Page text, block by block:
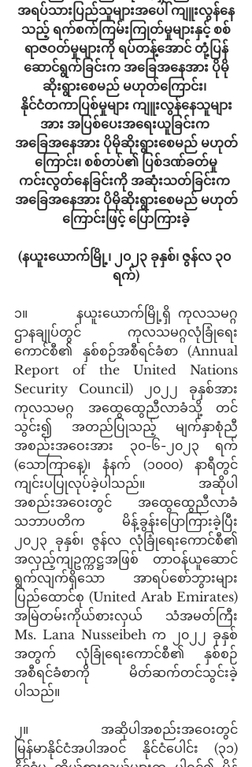
အရပ်သားပြည်သူများအပေါ် ကျူးလွန်နေ
သည့် ရက်စက်ကြမ်းကြုတ်မှုများနှင့် စစ်
ရာဇဝတ်မှုများကို ရပ်တန့်အောင် တုံ့ပြန်
ဆောင်ရွက်ခြင်းက အခြေအနေအား ပိုမို
ဆိုးရွားစေမည် မဟုတ်ကြောင်း၊
နိုင်ငံတကာပြစ်မှုများ ကျူးလွန်နေသူများ
အား အပြစ်ပေးအရေးယူခြင်းက
အခြေအနေအား ပိုမိုဆိုးရွားစေမည် မဟုတ်
ကြောင်း၊ စစ်တပ်၏ ပြစ်ဒဏ်ခတ်မှု
ကင်းလွတ်နေခြင်းကို အဆုံးသတ်ခြင်းက
အခြေအနေအား ပိုမိုဆိုးရွားစေမည် မဟုတ်
ကြောင်းဖြင့် ပြောကြားခဲ့
(နယူးယောက်မြို့၊ ၂၀၂၃ ခုနှစ်၊ ဇွန်လ ၃၀
ရက်)
၁။       နယူးယောက်မြို့ရှိ ကုလသမဂ္ဂ
ဌာနချုပ်တွင် ကုလသမဂ္ဂလုံခြုံရေး
ကောင်စီ၏ နှစ်စဉ်အစီရင်ခံစာ (Annual
Report of the United Nations
Security Council) ၂၀၂၂ ခုနှစ်အား
ကုလသမဂ္ဂ အထွေထွေညီလာခံသို့ တင်
သွင်း၍ အတည်ပြုသည့် မျက်နှာစုံညီ
အစည်းအဝေးအား ၃၀-၆-၂၀၂၃ ရက်
(သောကြာနေ့)၊ နံနက် (၁၀၀၀) နာရီတွင်
ကျင်းပပြုလုပ်ခဲ့ပါသည်။ အဆိုပါ
အစည်းအဝေးတွင် အထွေထွေညီလာခံ
သဘာပတိက မိန့်ခွန်းပြောကြားခဲ့ပြီး
၂၀၂၃ ခုနှစ်၊ ဇွန်လ လုံခြုံရေးကောင်စီ၏
အလှည့်ကျဥက္ကဋ္ဌအဖြစ် တာဝန်ယူဆောင်
ရွက်လျက်ရှိသော အာရပ်စော်ဘွားများ
ပြည်ထောင်စု (United Arab Emirates)
အမြဲတမ်းကိုယ်စားလှယ် သံအမတ်ကြီး
Ms. Lana Nusseibeh က ၂၀၂၂ ခုနှစ်
အတွက် လုံခြုံရေးကောင်စီ၏ နှစ်စဉ်
အစီရင်ခံစာကို မိတ်ဆက်တင်သွင်းခဲ့
ပါသည်။
၂။       အဆိုပါအစည်းအဝေးတွင်
မြန်မာနိုင်ငံအပါအဝင် နိုင်ငံပေါင်း (၃၁)